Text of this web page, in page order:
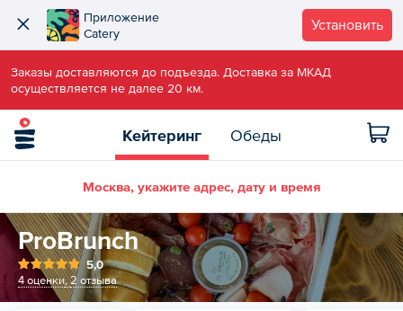
Приложение
Catery
Установить
Заказы доставляются до подъезда. Доставка за МКАД
осуществляется не далее 20 км.
Кейтеринг Обеды
Москва, укажите адрес, дату и время
ProBrunch
5,0
4 оценки,2 отзыва